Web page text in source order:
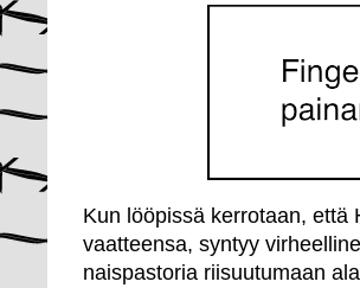
Kun lööpissä kerrotaan, että
vaatteensa, syntyy
naispastoria riisuutumaan